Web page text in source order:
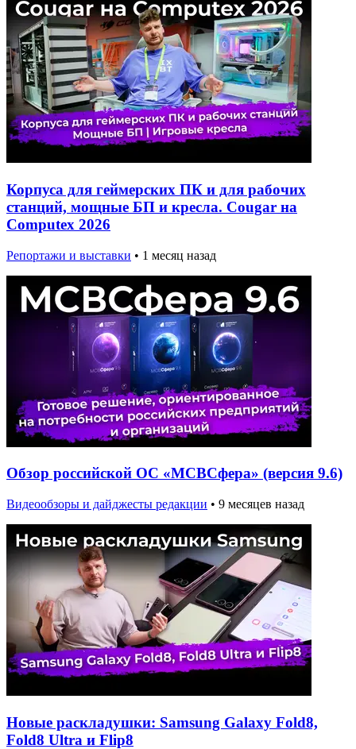
Корпуса для геймерских ПК и для рабочих
станций, мощные БП и кресла. Cougar на
Computex 2026
Репортажи и выставки • 1 месяц назад
Обзор российской ОС «МСВСфера» (версия 9.6)
Видеообзоры и дайджесты редакции • 9 месяцев назад
Новые раскладушки: Samsung Galaxy Fold8,
Fold8 Ultra и Flip8